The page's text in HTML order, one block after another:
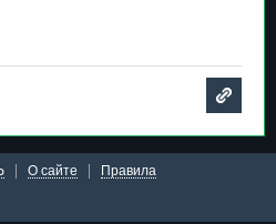
О сайте
Правила